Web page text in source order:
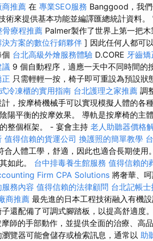
推薦 在 專業SEO服務 Banggood，我
術來提供基本功能並編譯匯總統計資料
骨療程推薦 Palmer製作了世界上第一把
方案的數位行銷夥伴 ] 因此任何人都可
台北高級外燴服務體驗 D.CORE 牙齒
9 個自動程序，適應一天中不同時間的
只需輕輕一按，椅子即可重設為預設狀
冷凍櫃的實用指南 台北護理之家推薦 調
，按摩椅機械手可以實現模擬人體的各
陽平衡的按摩效果。 導軌是按摩椅的主
整個框架。 - 宴會主持 老人助聽器價格
值得信賴的貨運公司 換護照的簡單教學
合人體工學，舒適，因此也適合長期使用
如此。 台中排毒養生館服務 值得信賴的
Firm CPA Solutions 將奢華、
務內容 值得信賴的法律顧問 台北記帳
商推薦 最先進的日本工程技術融入有機
還配備了可調式腳踏板，以提高舒適度。
師的手部動作，並提供全面的治療、高
覽器可能會儲存或檢索訊息，通常以 助